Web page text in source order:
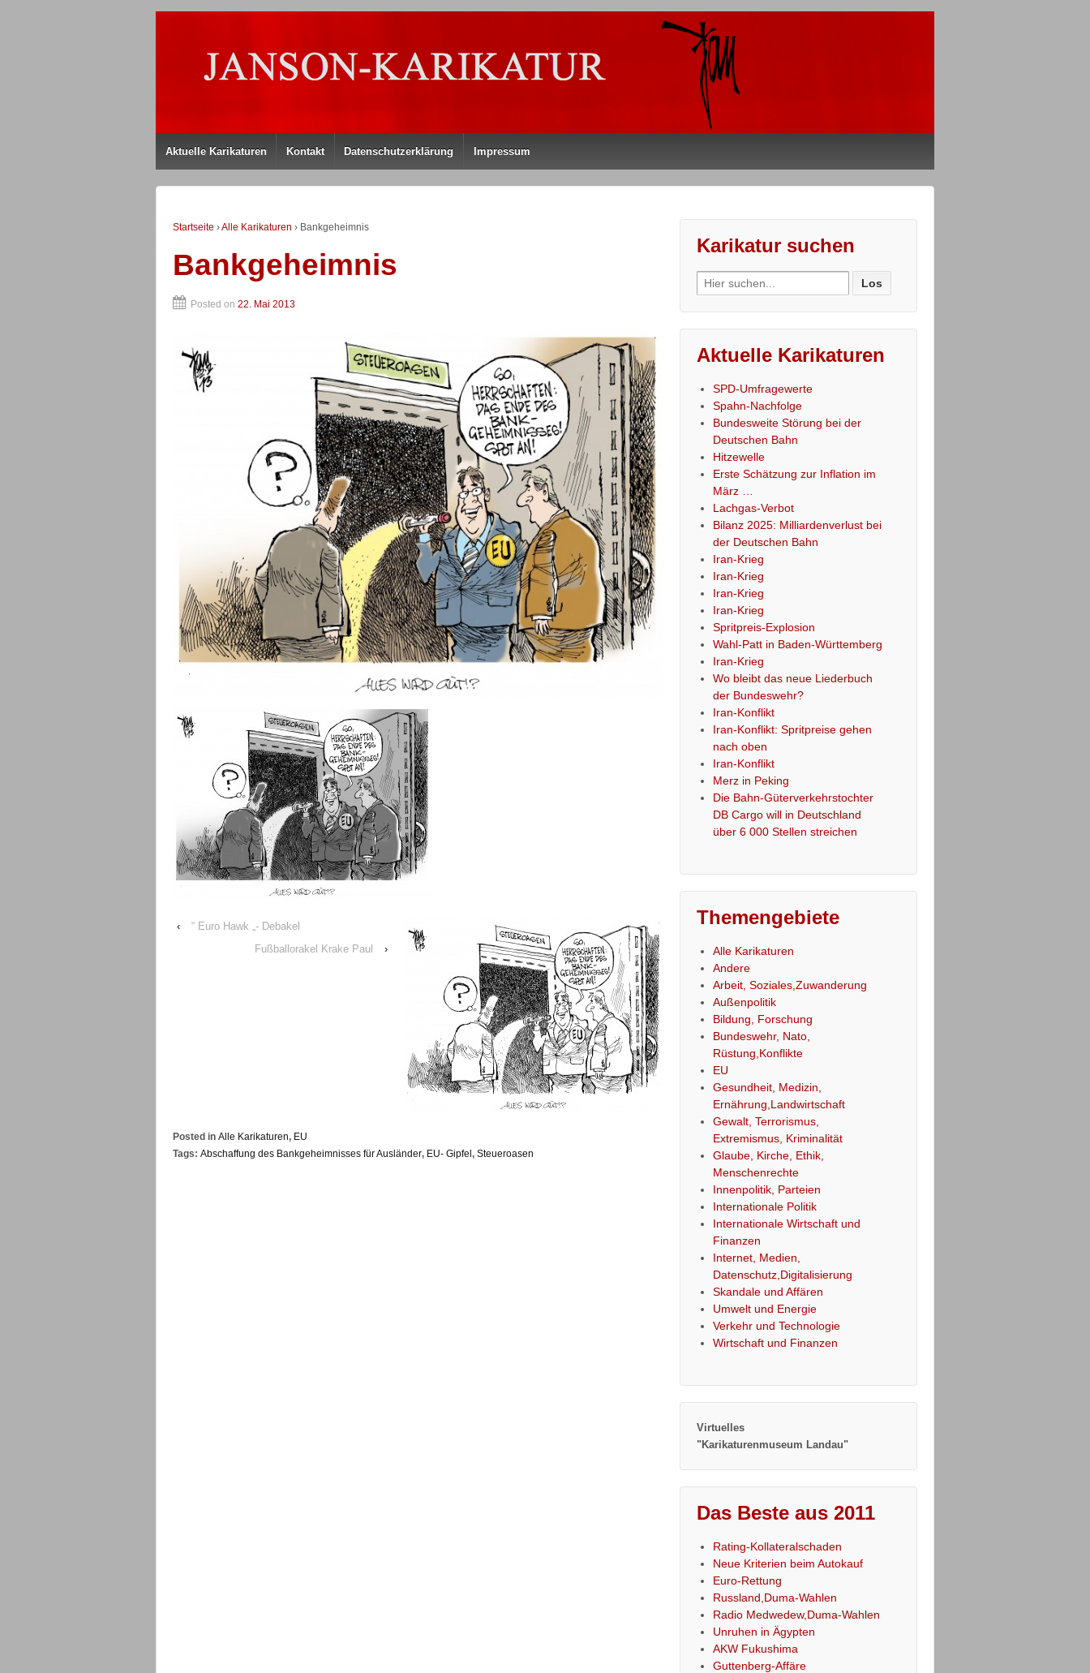
Aktuelle Karikaturen Kontakt Datenschutzerklärung Impressum
Startseite ›Alle Karikaturen › Bankgeheimnis
Bankgeheimnis
Posted on 22. Mai 2013
‹
“ Euro Hawk „- Debakel
Fußballorakel Krake Paul
›
Posted in Alle Karikaturen, EU
Tags: Abschaffung des Bankgeheimnisses für Ausländer, EU- Gipfel, Steueroasen
Karikatur suchen
Search
for:
Aktuelle Karikaturen
SPD-Umfragewerte
Spahn-Nachfolge
Bundesweite Störung bei der
Deutschen Bahn
Hitzewelle
Erste Schätzung zur Inflation im
März …
Lachgas-Verbot
Bilanz 2025: Milliardenverlust bei
der Deutschen Bahn
Iran-Krieg
Iran-Krieg
Iran-Krieg
Iran-Krieg
Spritpreis-Explosion
Wahl-Patt in Baden-Württemberg
Iran-Krieg
Wo bleibt das neue Liederbuch
der Bundeswehr?
Iran-Konflikt
Iran-Konflikt: Spritpreise gehen
nach oben
Iran-Konflikt
Merz in Peking
Die Bahn-Güterverkehrstochter
DB Cargo will in Deutschland
über 6 000 Stellen streichen
Themengebiete
Alle Karikaturen
Andere
Arbeit, Soziales,Zuwanderung
Außenpolitik
Bildung, Forschung
Bundeswehr, Nato,
Rüstung,Konflikte
EU
Gesundheit, Medizin,
Ernährung,Landwirtschaft
Gewalt, Terrorismus,
Extremismus, Kriminalität
Glaube, Kirche, Ethik,
Menschenrechte
Innenpolitik, Parteien
Internationale Politik
Internationale Wirtschaft und
Finanzen
Internet, Medien,
Datenschutz,Digitalisierung
Skandale und Affären
Umwelt und Energie
Verkehr und Technologie
Wirtschaft und Finanzen
Virtuelles
"Karikaturenmuseum Landau"
Das Beste aus 2011
Rating-Kollateralschaden
Neue Kriterien beim Autokauf
Euro-Rettung
Russland,Duma-Wahlen
Radio Medwedew,Duma-Wahlen
Unruhen in Ägypten
AKW Fukushima
Guttenberg-Affäre